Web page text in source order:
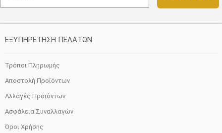
ΕΞΥΠΗΡΕΤΗΣΗ ΠΕΛΑΤΩΝ
Τρόποι Πληρωμής
Αποστολή Προϊόντων
Αλλαγές Προϊόντων
Ασφάλεια Συναλλαγών
Όροι Χρήσης